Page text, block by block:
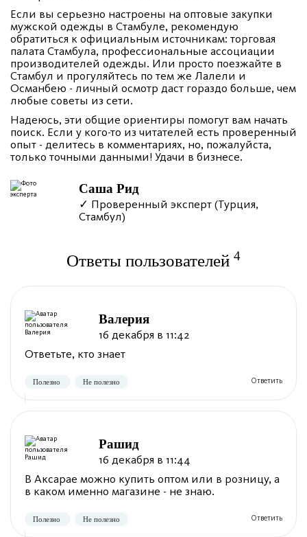
Если вы серьезно настроены на оптовые закупки
мужской одежды в Стамбуле, рекомендую
обратиться к официальным источникам: торговая
палата Стамбула, профессиональные ассоциации
производителей одежды. Или просто поезжайте в
Стамбул и прогуляйтесь по тем же Лалели и
Османбею - личный осмотр даст гораздо больше, чем
любые советы из сети.
Надеюсь, эти общие ориентиры помогут вам начать
поиск. Если у кого-то из читателей есть проверенный
опыт - делитесь в комментариях, но, пожалуйста,
только точными данными! Удачи в бизнесе.
Саша Рид
✓ Проверенный эксперт (Турция,
Стамбул)
Ответы пользователей 4
Валерия
16 декабря в 11:42
Ответьте, кто знает
Рашид
16 декабря в 11:44
В Аксарае можно купить оптом или в розницу, а
в каком именно магазине - не знаю.